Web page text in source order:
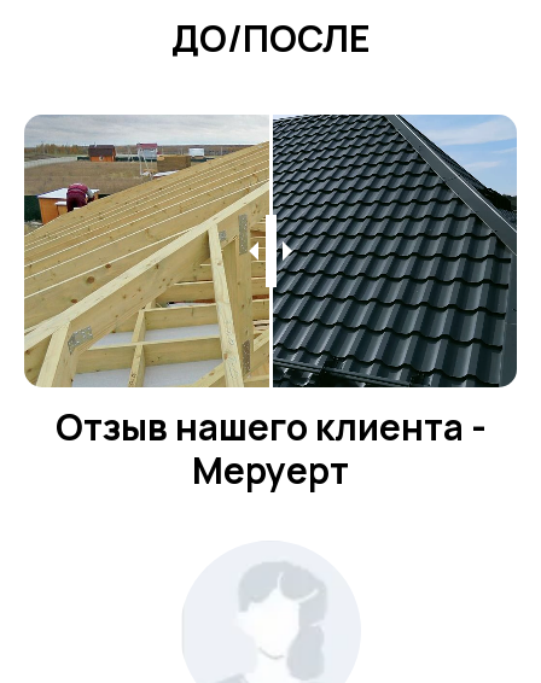
ДО/ПОСЛЕ
Отзыв нашего клиента -
Меруерт